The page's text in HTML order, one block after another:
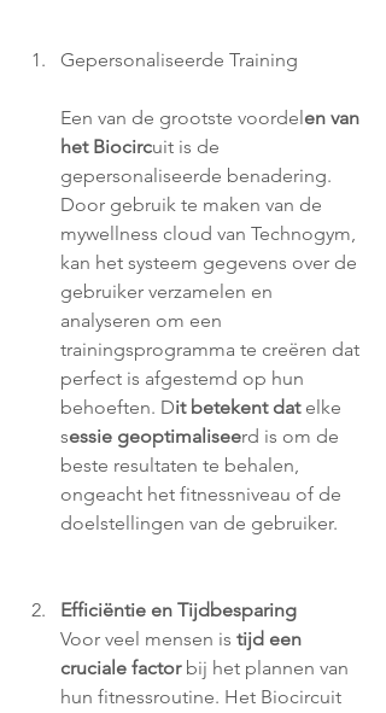
Gepersonaliseerde Training
Een van de grootste voordel en van
het Biocircuit is de
gepersonaliseerde benadering.
Door gebruik te maken van de
mywellness cloud van Technogym,
kan het systeem gegevens over de
gebruiker verzamelen en
analyseren om een
trainingsprogramma te creëren dat
perfect is afgestemd op hun
behoeften. Dit betekent dat elke
sessie geoptimaliseerd is om de
beste resultaten te behalen,
ongeacht het fitnessniveau of de
doelstellingen van de gebruiker.
Efficiëntie en Tijdbesparing
Voor veel mensen is tijd een
cruciale factor bij het plannen van
hun fitnessroutine. Het Biocircuit